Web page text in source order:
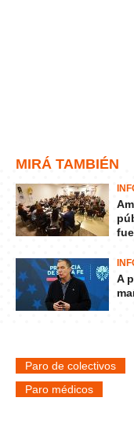
MIRÁ TAMBIÉN
A
Paro de colectivos
Paro médicos